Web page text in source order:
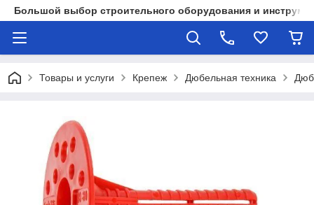
Большой выбор строительного оборудования и
Товары и услуги Крепеж Дюбельная техника